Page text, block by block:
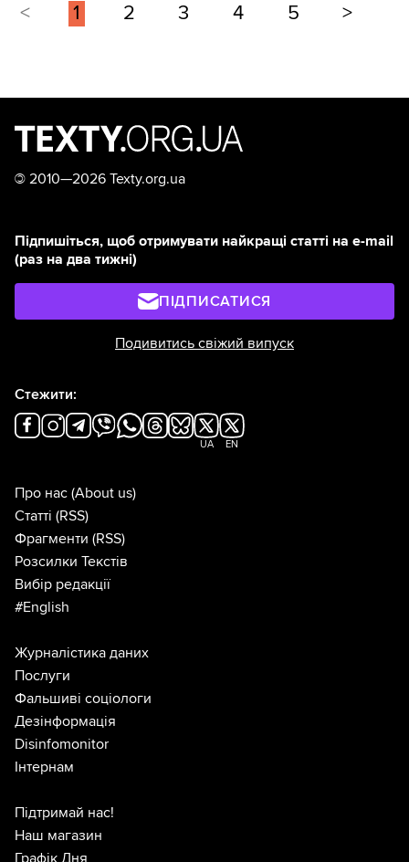
< 1 2 3 4 5 >
© 2010—2026 Texty.org.ua
Підпишіться, щоб отримувати найкращі статті на e-mail
(раз на два тижні)
ПІДПИСАТИСЯ
Подивитись свіжий випуск
Стежити:
UA EN
Про нас (About us)
Статті (RSS)
Фрагменти (RSS)
Розсилки Текстів
Вибір редакції
#English
Журналістика даних
Послуги
Фальшиві соціологи
Дезінформація
Disinfomonitor
Інтернам
Підтримай нас!
Наш магазин